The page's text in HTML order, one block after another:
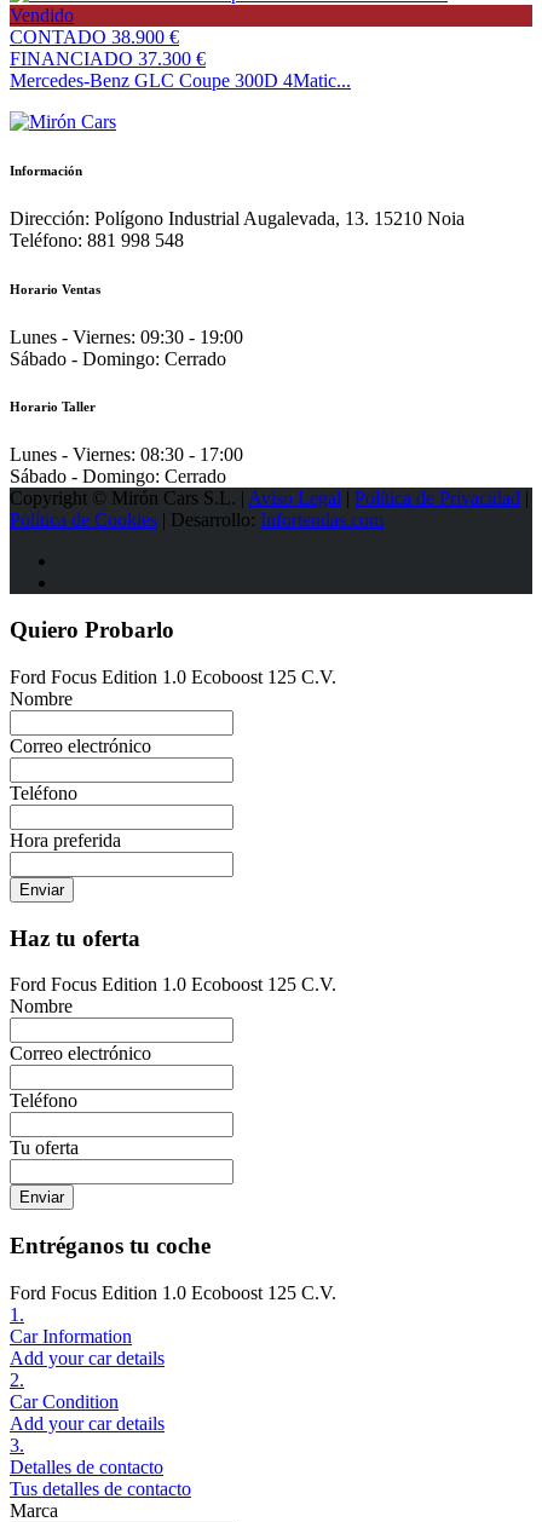
Vendido
CONTADO 38.900 €
FINANCIADO 37.300 €
Mercedes-Benz GLC Coupe 300D 4Matic...
Información
Dirección: Polígono Industrial Augalevada, 13. 15210 Noia
Teléfono: 881 998 548
Horario Ventas
Lunes - Viernes: 09:30 - 19:00
Sábado - Domingo: Cerrado
Horario Taller
Lunes - Viernes: 08:30 - 17:00
Sábado - Domingo: Cerrado
Copyright © Mirón Cars S.L. | Aviso Legal Política de Privacidad
Política de Cookies | Desarrollo: Infortendas.com
Quiero Probarlo
Ford Focus Edition 1.0 Ecoboost 125 C.V.
Nombre
Correo electrónico
Teléfono
Hora preferida
Enviar
Haz tu oferta
Ford Focus Edition 1.0 Ecoboost 125 C.V.
Nombre
Correo electrónico
Teléfono
Tu oferta
Enviar
Entréganos tu coche
Ford Focus Edition 1.0 Ecoboost 125 C.V.
1.
Car Information
Add your car details
2.
Car Condition
Add your car details
3.
Detalles de contacto
Tus detalles de contacto
Marca